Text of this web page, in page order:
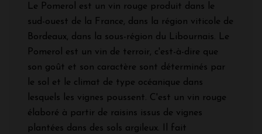
Le Pomerol est un vin rouge produit dans le
sud-ouest de la France, dans la région viticole de
Bordeaux, dans la sous-région du Libournais. Le
Pomerol est un vin de terroir, c'est-à-dire que
son goût et son caractère sont déterminés par
le sol et le climat de type océanique dans
lesquels les vignes poussent. C'est un vin rouge
élaboré à partir de raisins issus de vignes
plantées dans des sols argileux. Il fait